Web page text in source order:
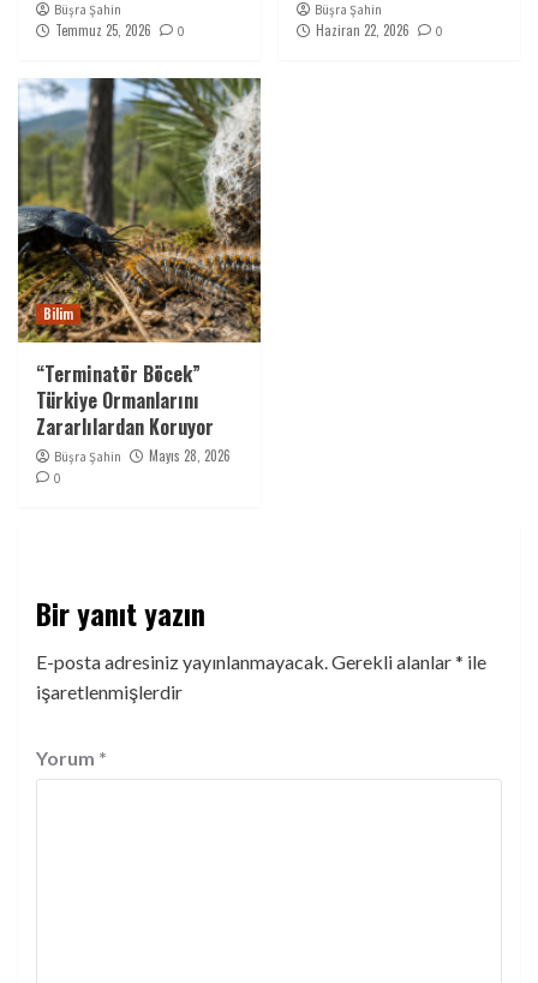
Büşra Şahin
Temmuz 25, 2026 0
Büşra Şahin
Haziran 22, 2026 0
Bilim
“Terminatör Böcek”
Türkiye Ormanlarını
Zararlılardan Koruyor
Büşra Şahin Mayıs 28, 2026
0
Bir yanıt yazın
E-posta adresiniz yayınlanmayacak.Gerekli alanlar* ile
işaretlenmişlerdir
Yorum *